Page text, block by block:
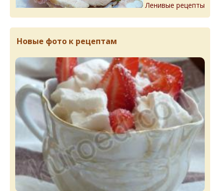
Ленивые рецепты
Новые фото к рецептам